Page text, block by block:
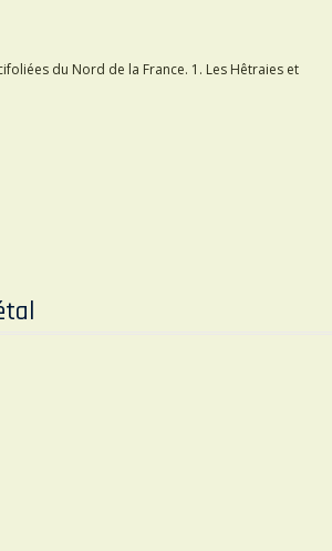
du Nord de la France. 1. Les Hêtraies et